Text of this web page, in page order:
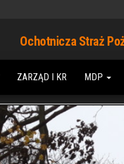
Ochotnicza Straż
ZARZĄD I KR MDP